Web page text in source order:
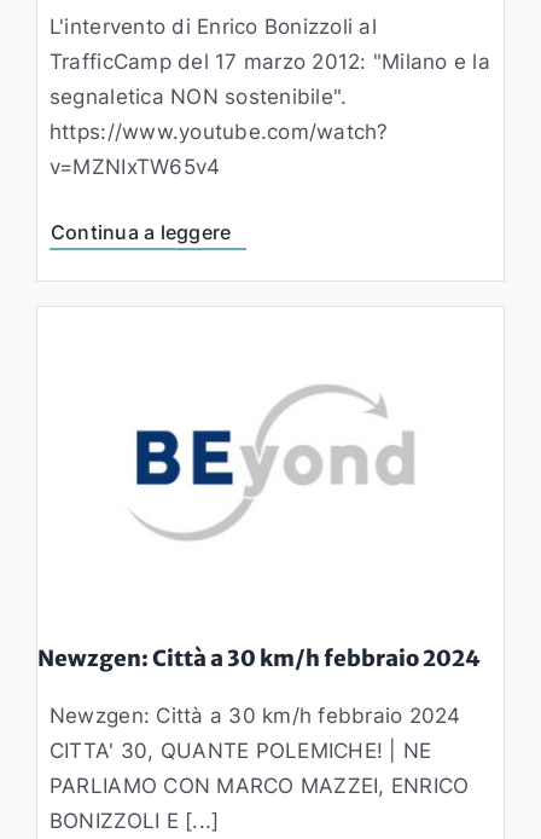
L'intervento di Enrico Bonizzoli al
TrafficCamp del 17 marzo 2012: "Milano e la
segnaletica NON sostenibile".
https://www.youtube.com/watch?
v=MZNIxTW65v4
Continua a leggere
Newzgen: Città a 30 km/h febbraio 2024
Newzgen: Città a 30 km/h febbraio 2024
CITTA' 30, QUANTE POLEMICHE! | NE
PARLIAMO CON MARCO MAZZEI, ENRICO
BONIZZOLI E [...]